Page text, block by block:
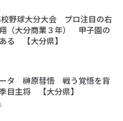
野球大分大会 プロ注目の右
（大分商業３年） 甲子園の
る 【大分県】
タ 榊原彗悟 戦う覚悟を背
目主将 【大分県】